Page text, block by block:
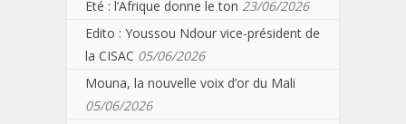
Eté : l’Afrique donne le ton 23/06/2026
Edito : Youssou Ndour vice-président de
la CISAC 05/06/2026
Mouna, la nouvelle voix d’or du Mali
05/06/2026